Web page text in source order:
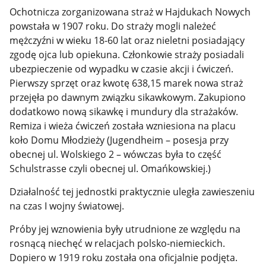
Ochotnicza zorganizowana straż w Hajdukach Nowych
powstała w 1907 roku. Do straży mogli należeć
mężczyźni w wieku 18-60 lat oraz nieletni posiadający
zgodę ojca lub opiekuna. Członkowie straży posiadali
ubezpieczenie od wypadku w czasie akcji i ćwiczeń.
Pierwszy sprzęt oraz kwotę 638,15 marek nowa straż
przejęła po dawnym związku sikawkowym. Zakupiono
dodatkowo nową sikawkę i mundury dla strażaków.
Remiza i wieża ćwiczeń została wzniesiona na placu
koło Domu Młodzieży (Jugendheim – posesja przy
obecnej ul. Wolskiego 2 – wówczas była to część
Schulstrasse czyli obecnej ul. Omańkowskiej.)
Działalność tej jednostki praktycznie uległa zawieszeniu
na czas I wojny światowej.
Próby jej wznowienia były utrudnione ze względu na
rosnącą niechęć w relacjach polsko-niemieckich.
Dopiero w 1919 roku została ona oficjalnie podjęta.